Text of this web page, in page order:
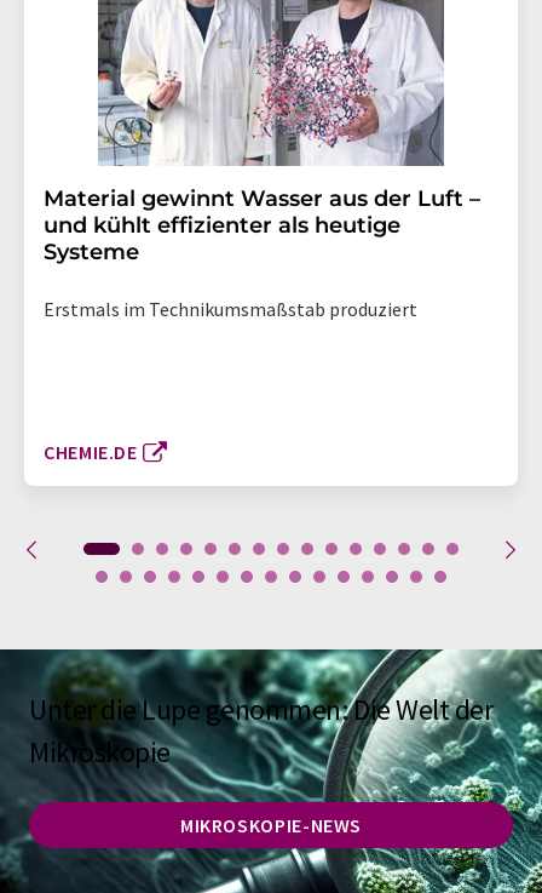
Material gewinnt Wasser aus der Luft –
und kühlt effizienter als heutige
Systeme
Erstmals im Technikumsmaßstab produziert
CHEMIE.DE
Unter die Lupe genommen: Die Welt der
Mikroskopie
MIKROSKOPIE-NEWS